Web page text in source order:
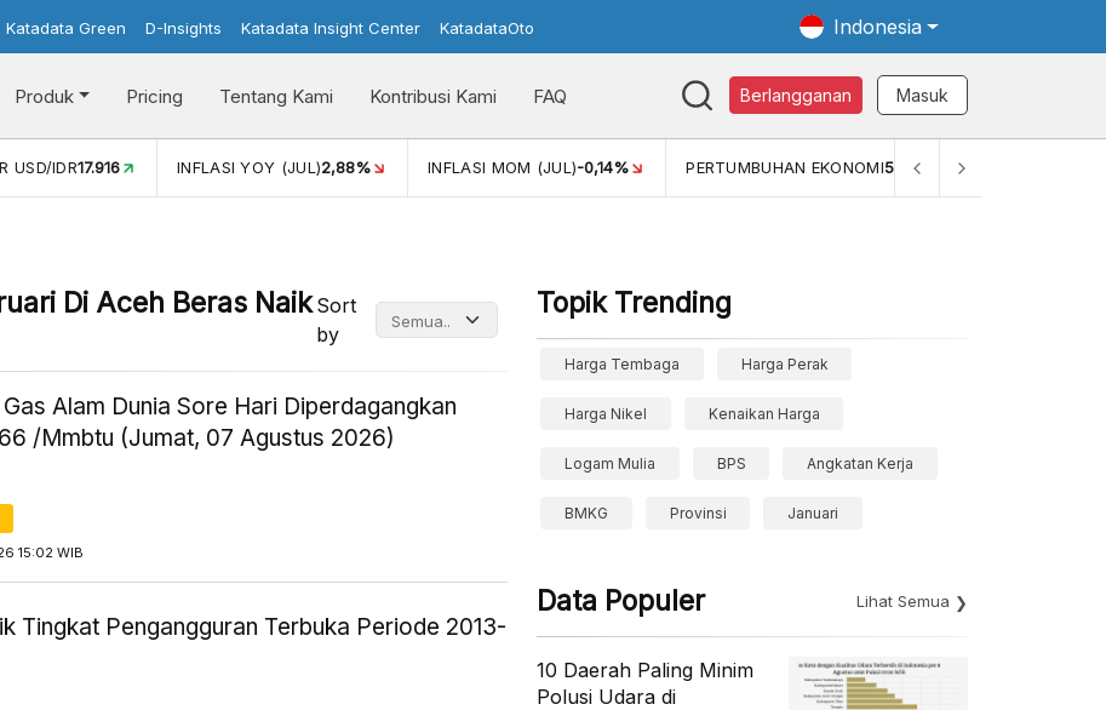
Katadata Green D-Insights Katadata Insight Center KatadataOto Indonesia
Produk Pricing Tentang Kami Kontribusi Kami FAQ Berlangganan Masuk
USD/IDR17.916 INFLASI YOY (JUL)2,88% INFLASI MOM (JUL)-0,14% PERTUMBUHAN EKONOMI5,11%
Di Aceh Beras Naik Sort
by
Alam Dunia Sore Hari Diperdagangkan
/Mmbtu (Jumat, 07 Agustus 2026)
15:02 WIB
Tingkat Pengangguran Terbuka Periode 2013-
Topik Trending
Harga Tembaga Harga Perak
Harga Nikel Kenaikan Harga
Logam Mulia BPS Angkatan Kerja
BMKG Provinsi Januari
Data Populer Lihat Semua
10 Daerah Paling Minim
Polusi Udara di